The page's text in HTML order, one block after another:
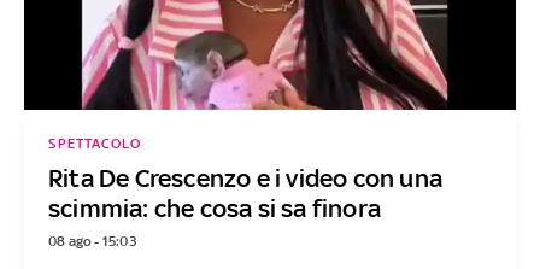
Rita De Crescenzo e i video con una
scimmia: che cosa si sa finora
SPETTACOLO
08 ago - 15:03